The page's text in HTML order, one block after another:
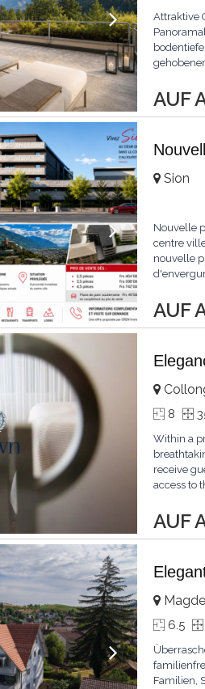
AUF
Attraktive
AUF
Sion
Nouvelle
centre
nouvelle
AUF
8
Within a
receive
access to
6.5
Familien,